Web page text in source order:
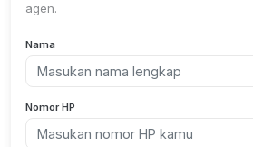
agen.
Nama
Nomor HP